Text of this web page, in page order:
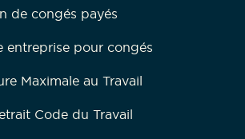
de congés payés
entreprise pour congés
Maximale au Travail
Code du Travail